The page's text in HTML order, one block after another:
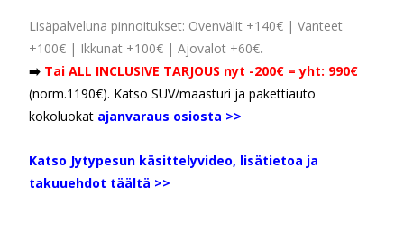
Lisäpalveluna pinnoitukset: Ovenvälit +140€ | Vanteet
+100€ | Ikkunat +100€ | Ajovalot +60€.
➡️ Tai ALL INCLUSIVE TARJOUS nyt -200€ = yht: 990€
(norm.1190€). Katso SUV/maasturi ja pakettiauto
kokoluokat ajanvaraus osiosta >>
Katso Jytypesun käsittelyvideo, lisätietoa ja
takuuehdot täältä >>